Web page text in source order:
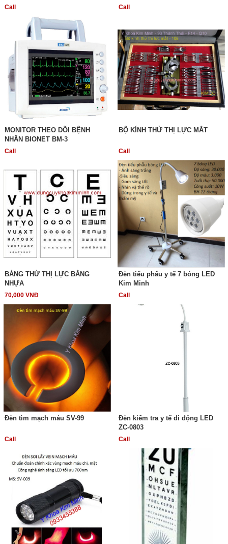
Call Call
MONITOR THEO DÕI BỆNH
NHÂN BIONET BM-3
Call
BỘ KÍNH THỬ THỊ LỰC MẮT
Call
BẢNG THỬ THỊ LỰC BẰNG
NHỰA
70,000 VNĐ
Đèn tiểu phẩu y tế 7 bóng LED
Kim Minh
Call
Đèn tìm mạch máu SV-99
Call
Đèn kiểm tra y tế di động LED
ZC-0803
Call